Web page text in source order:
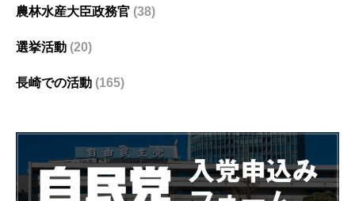
農林水産大臣政務官 (38)
選挙活動 (20)
長崎での活動 (165)